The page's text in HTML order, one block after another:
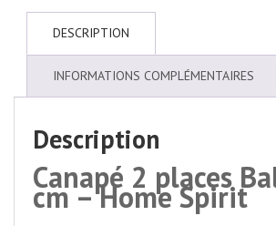
DESCRIPTION
INFORMATIONS COMPLÉMENTAIRES
Description
Canapé 2 places
cm – Home Spirit